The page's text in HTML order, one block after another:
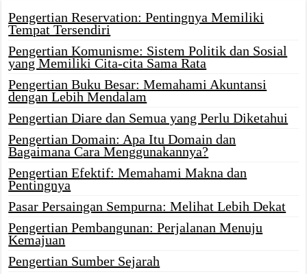
Pengertian Reservation: Pentingnya Memiliki
Tempat Tersendiri
Pengertian Komunisme: Sistem Politik dan Sosial
yang Memiliki Cita-cita Sama Rata
Pengertian Buku Besar: Memahami Akuntansi
dengan Lebih Mendalam
Pengertian Diare dan Semua yang Perlu Diketahui
Pengertian Domain: Apa Itu Domain dan
Bagaimana Cara Menggunakannya?
Pengertian Efektif: Memahami Makna dan
Pentingnya
Pasar Persaingan Sempurna: Melihat Lebih Dekat
Pengertian Pembangunan: Perjalanan Menuju
Kemajuan
Pengertian Sumber Sejarah